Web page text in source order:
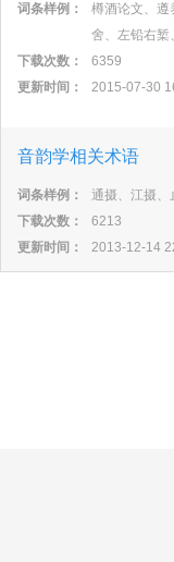
词条样例：
樽酒论文、遵
舍、左铅右椠
下载次数：
6359
更新时间：
2015-07-30
音韵学相关术语
词条样例：
通摄、江摄、
下载次数：
6213
更新时间：
2013-12-14